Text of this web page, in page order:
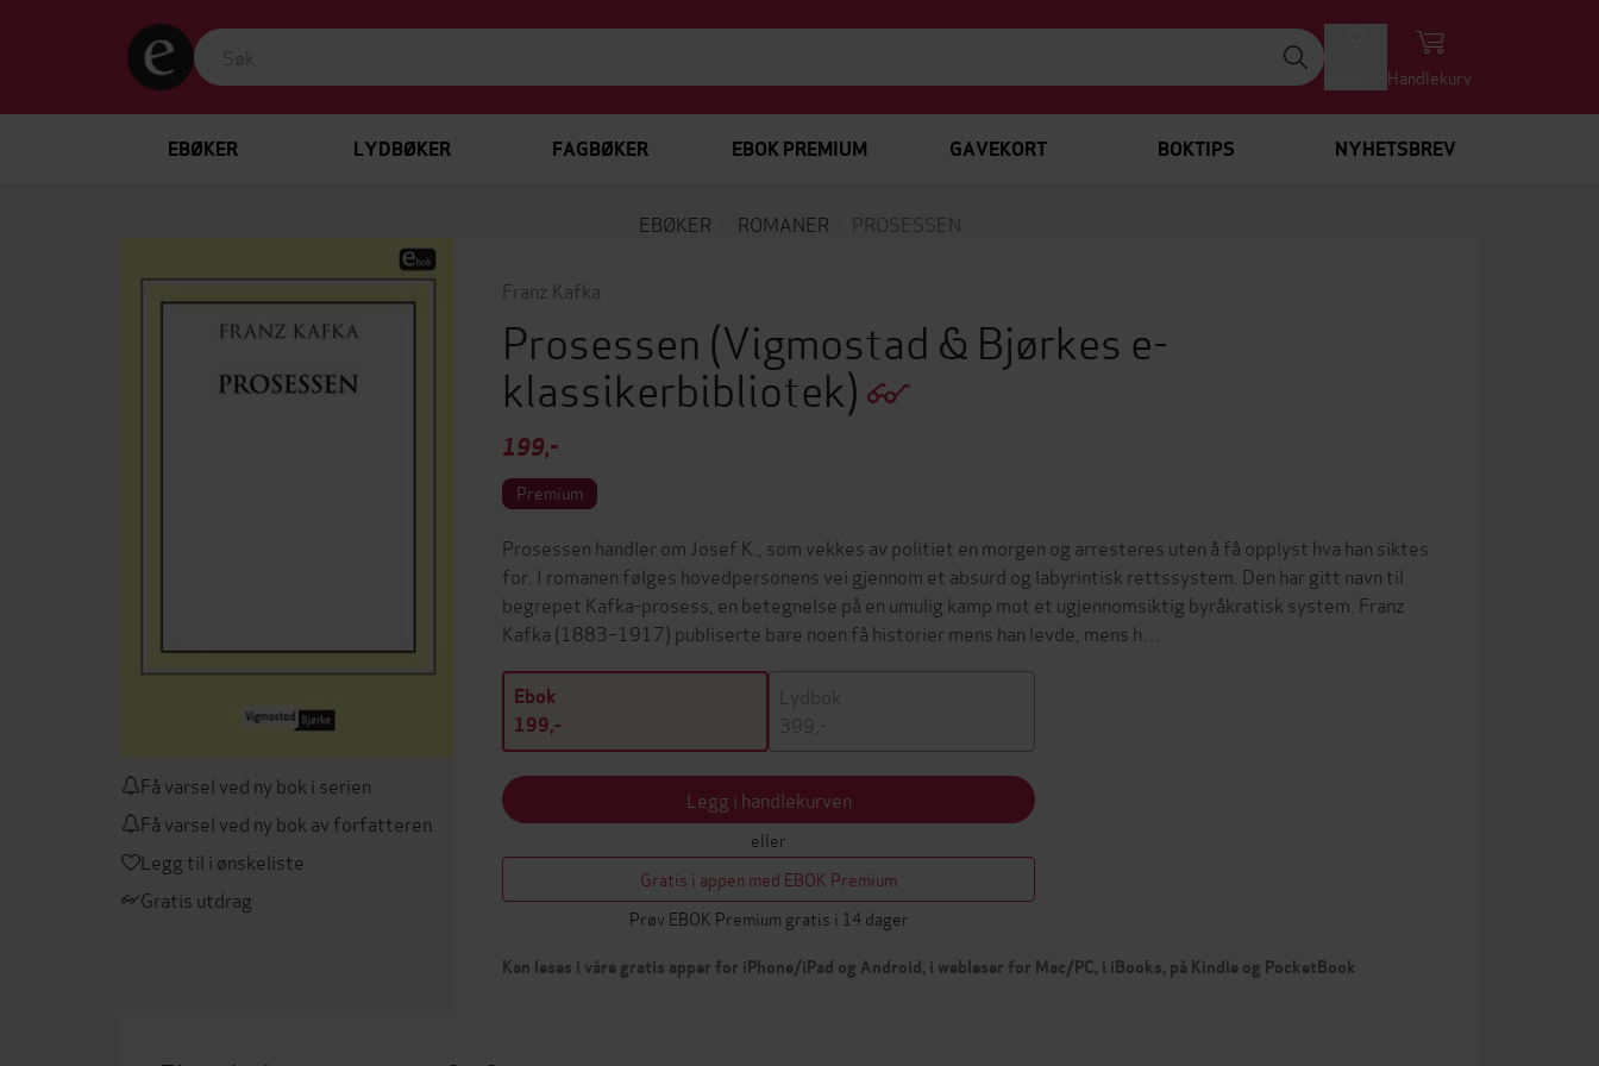
Handlekurv
EBØKER LYDBØKER FAGBØKER EBOK PREMIUM GAVEKORT BOKTIPS NYHETSBREV
EBØKER ROMANER PROSESSEN
Få varsel ved ny bok i serien
Få varsel ved ny bok av forfatteren
Legg til i ønskeliste
Gratis utdrag
Franz Kafka
Prosessen (Vigmostad & Bjørkes e-
klassikerbibliotek)
199,-
Premium
Prosessen handler om Josef K., som vekkes av politiet en morgen og arresteres uten å få opplyst hva han siktes
for. I romanen følges hovedpersonens vei gjennom et absurd og labyrintisk rettssystem. Den har gitt navn til
begrepet Kafka-prosess, en betegnelse på en umulig kamp mot et ugjennomsiktig byråkratisk system. Franz
Kafka (1883–1917) publiserte bare noen få historier mens han levde, mens h…
Ebok
199,-
Lydbok
399,-
Legg i handlekurven
eller
Gratis i appen med EBOK Premium
Prøv EBOK Premium gratis i 14 dager
Kan leses i våre gratis apper for iPhone/iPad og Android, i webleser for Mac/PC, i iBooks, på Kindle og PocketBook